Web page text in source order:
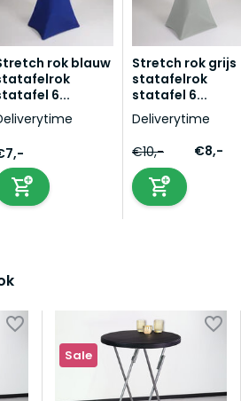
rok blauw
6...
Stretch rok grijs
statafelrok
statafel 6...
Deliverytime
€10,-
€8,-
Sale